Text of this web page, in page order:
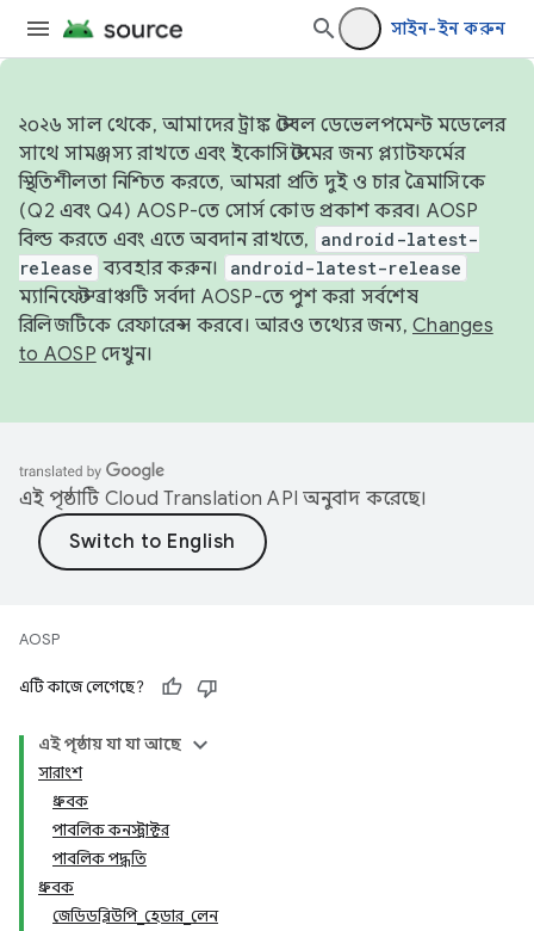
সাইন-ইন করুন
২০২৬ সাল থেকে, আমাদের ট্রাঙ্ক স্টেবল ডেভেলপমেন্ট মডেলের
সাথে সামঞ্জস্য রাখতে এবং ইকোসিস্টেমের জন্য প্ল্যাটফর্মের
স্থিতিশীলতা নিশ্চিত করতে, আমরা প্রতি দুই ও চার ত্রৈমাসিকে
(Q2 এবং Q4) AOSP-তে সোর্স কোড প্রকাশ করব। AOSP
বিল্ড করতে এবং এতে অবদান রাখতে,
android-latest-
release ব্যবহার করুন। android-latest-release
ম্যানিফেস্ট ব্রাঞ্চটি সর্বদা AOSP-তে পুশ করা সর্বশেষ
রিলিজটিকে রেফারেন্স করবে। আরও তথ্যের জন্য, Changes
to AOSP দেখুন।
এই পৃষ্ঠাটি Cloud Translation API অনুবাদ করেছে।
AOSP
এটি কাজে লেগেছে?
এই পৃষ্ঠায় যা যা আছে
সারাংশ
ধ্রুবক
পাবলিক কনস্ট্রাক্টর
পাবলিক পদ্ধতি
ধ্রুবক
জেডিডব্লিউপি_হেডার_লেন